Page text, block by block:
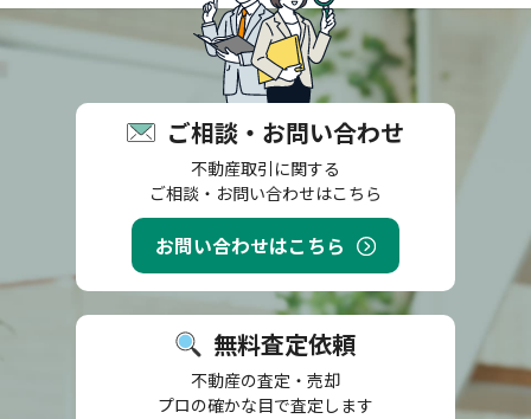
ご相談・お問い合わせ
不動産取引に関する
ご相談・お問い合わせはこちら
お問い合わせはこちら
無料査定依頼
不動産の査定・売却
プロの確かな目で査定します